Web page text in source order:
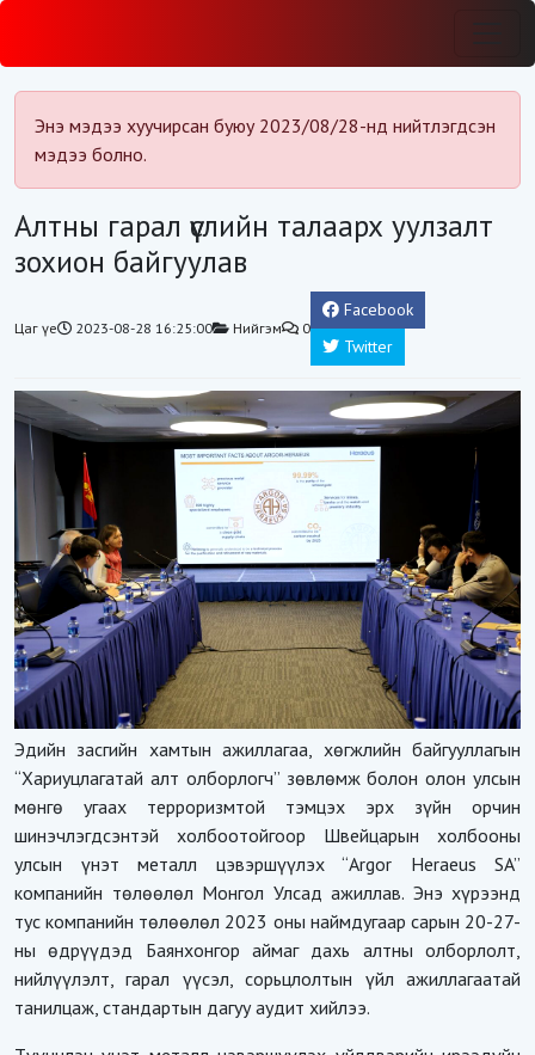
Энэ мэдээ хуучирсан буюу 2023/08/28-нд нийтлэгдсэн
мэдээ болно.
Алтны гарал үүслийн талаарх уулзалт
зохион байгуулав
Цаг үе 2023-08-28 16:25:00 Нийгэм 0
Facebook
Twitter
Эдийн засгийн хамтын ажиллагаа, хөгжлийн байгууллагын
“Хариуцлагатай алт олборлогч” зөвлөмж болон олон улсын
мөнгө угаах терроризмтой тэмцэх эрх зүйн орчин
шинэчлэгдсэнтэй холбоотойгоор Швейцарын холбооны
улсын үнэт металл цэвэршүүлэх “Argor Heraeus SA”
компанийн төлөөлөл Монгол Улсад ажиллав. Энэ хүрээнд
тус компанийн төлөөлөл 2023 оны наймдугаар сарын 20-27-
ны өдрүүдэд Баянхонгор аймаг дахь алтны олборлолт,
нийлүүлэлт, гарал үүсэл, сорьцлолтын үйл ажиллагаатай
танилцаж, стандартын дагуу аудит хийлээ.